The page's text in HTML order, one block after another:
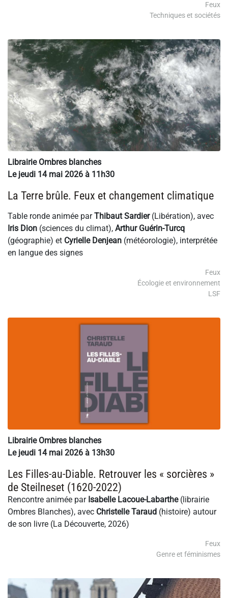
Feux
Techniques et sociétés
Librairie Ombres blanches
Le jeudi 14 mai 2026 à 11h30
La Terre brûle. Feux et changement climatique
Table ronde animée parThibaut Sardier(Libération), avec
Iris Dion (sciences du climat), Arthur Guérin-Turcq
(géographie) et Cyrielle Denjean (météorologie), interprétée
en langue des signes
Feux
Écologie et environnement
LSF
Librairie Ombres blanches
Le jeudi 14 mai 2026 à 13h30
Les Filles-au-Diable. Retrouver les « sorcières »
de Steilneset (1620-2022)
Rencontre animée par Isabelle Lacoue-Labarthe(librairie
Ombres Blanches), avec Christelle Taraud (histoire) autour
de son livre (La Découverte, 2026)
Feux
Genre et féminismes